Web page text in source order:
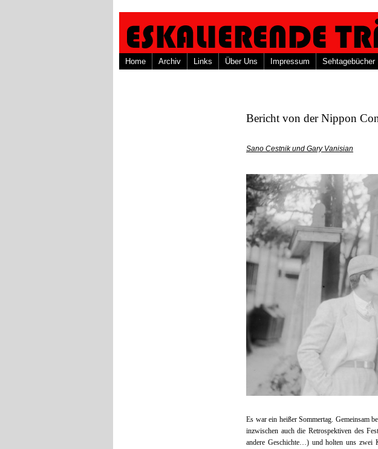
Home Archiv Links Über Uns Impressum Sehtagebücher
Bericht von der Nippon
Sano Cestnik und Gary Vanisian
Es war ein heißer Sommertag. Gemeinsam
inzwischen auch die Retrospektiven des
andere Geschichte…) und holten uns zwei